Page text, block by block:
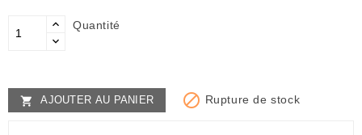
Quantité
 AJOUTER AU PANIER  Rupture de stock